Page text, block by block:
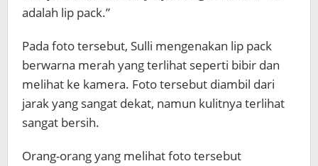
adalah lip pack.”
Pada foto tersebut, Sulli mengenakan lip pack
berwarna merah yang terlihat seperti bibir dan
melihat ke kamera. Foto tersebut diambil dari
jarak yang sangat dekat, namun kulitnya terlihat
sangat bersih.
Orang-orang yang melihat foto tersebut